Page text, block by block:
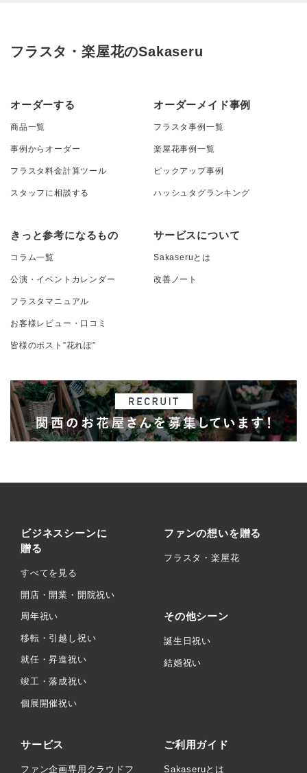
フラスタ・楽屋花のSakaseru
オーダーする
商品一覧
事例からオーダー
フラスタ料金計算ツール
スタッフに相談する
オーダーメイド事例
フラスタ事例一覧
楽屋花事例一覧
ピックアップ事例
ハッシュタグランキング
きっと参考になるもの
コラム一覧
公演・イベントカレンダー
フラスタマニュアル
お客様レビュー・口コミ
皆様のポスト”花れぽ”
サービスについて
Sakaseruとは
改善ノート
ビジネスシーンに
贈る
すべてを見る
開店・開業・開院祝い
周年祝い
移転・引越し祝い
就任・昇進祝い
竣工・落成祝い
個展開催祝い
ファンの想いを贈る
フラスタ・楽屋花
その他シーン
誕生日祝い
結婚祝い
サービス
ファン企画専用クラウドフ
ご利用ガイド
Sakaseruとは